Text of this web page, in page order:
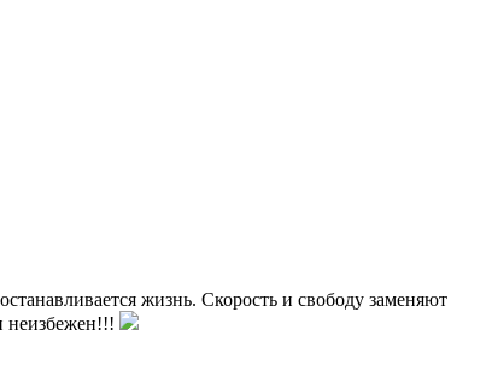
жизнь. Скорость и свободу заменяют
неизбежен!!!